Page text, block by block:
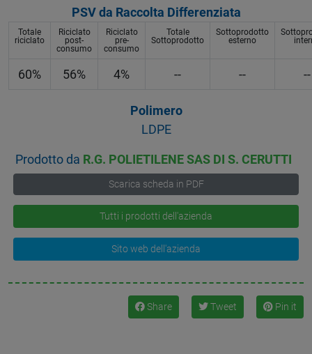
PSV da Raccolta Differenziata
Totale
riciclato
Riciclato
post-
consumo
Riciclato
pre-
consumo
Totale
Sottoprodotto
Sottoprodotto
esterno
60% 56% 4% -- -- --
Polimero
LDPE
Prodotto da R.G. POLIETILENE SAS DI S. CERUTTI
Scarica scheda in PDF
Tutti i prodotti dell'azienda
Sito web dell'azienda
Share Tweet Pin it